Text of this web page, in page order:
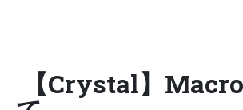
【Crystal】